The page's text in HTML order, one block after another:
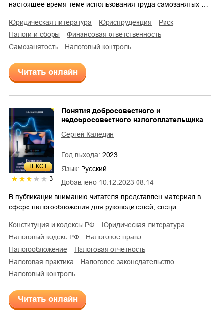
настоящее время теме использования труда самозанятых …
юридическая литература юриспруденция
риск
налоги и сборы
финансовая ответственность
самозанятость
налоговый контроль
Читать онлайн
ТЕКСТ
3 Добавлено 10.12.2023 08:14
Понятия добросовестного и
недобросовестного налогоплательщика
Сергей Каледин
Год выхода: 2023
Язык: Русский
В публикации вниманию читателя представлен материал в
сфере налогообложения для руководителей, специ…
конституция и кодексы РФ
юридическая литература
налоговый кодекс РФ
налоговое право
налогообложение
налоговая отчетность
налоговая практика
налоговое законодательство
налоговый контроль
Читать онлайн